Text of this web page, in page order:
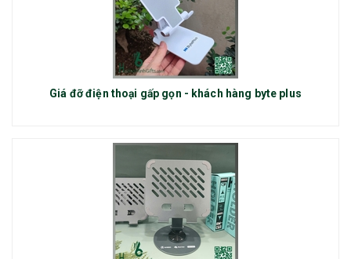
Giá đỡ điện thoại gấp gọn - khách hàng byte plus